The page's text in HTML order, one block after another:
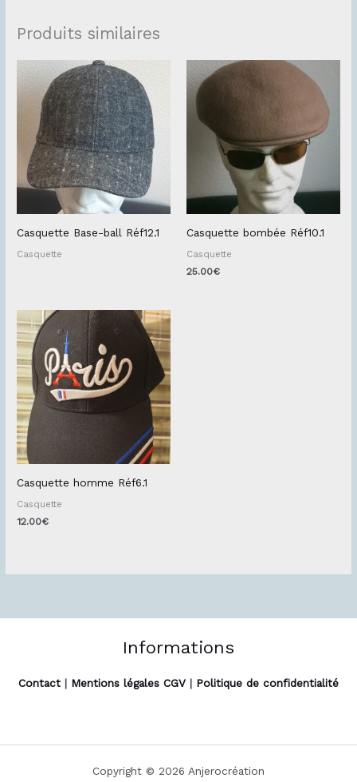
Produits similaires
Casquette Base-ball Réf12.1
Casquette
Casquette bombée Réf10.1
Casquette
25.00€
Casquette homme Réf6.1
Casquette
12.00€
Informations
Contact | Mentions légales CGV | Politique de confidentialité
Copyright © 2026 Anjerocréation